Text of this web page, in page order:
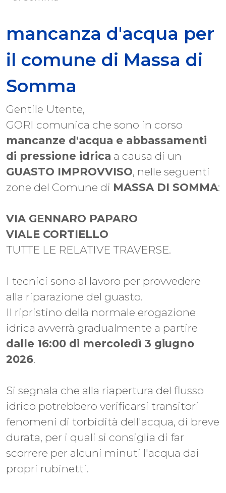
mancanza d'acqua per
il comune di Massa di
Somma
Gentile Utente,
GORI comunica che sono in corso
mancanze d'acqua e abbassamenti
di pressione idrica a causa di un
GUASTO IMPROVVISO, nelle seguenti
zone del Comune di MASSA DI SOMMA:
VIA GENNARO PAPARO
VIALE CORTIELLO
TUTTE LE RELATIVE TRAVERSE.
I tecnici sono al lavoro per provvedere
alla riparazione del guasto.
Il ripristino della normale erogazione
idrica avverrà gradualmente a partire
dalle 16:00 di mercoledì 3 giugno
2026.
Si segnala che alla riapertura del flusso
idrico potrebbero verificarsi transitori
fenomeni di torbidità dell'acqua, di breve
durata, per i quali si consiglia di far
scorrere per alcuni minuti l'acqua dai
propri rubinetti.